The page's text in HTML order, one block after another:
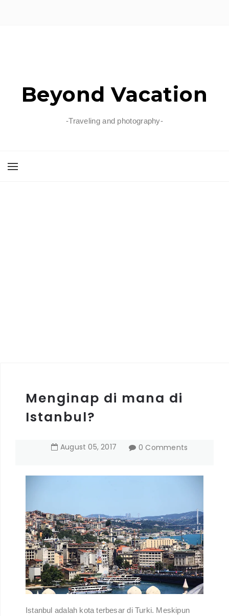
Beyond Vacation
-Traveling and photography-
Menginap di mana di
Istanbul?
August 05,2017 0 Comments
Istanbul adalah kota terbesar di Turki. Meskipun